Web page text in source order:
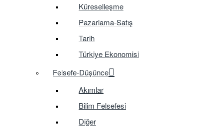
Küreselleşme
Pazarlama-Satış
Tarih
Türkiye Ekonomisi
Felsefe-Düşünce
Akımlar
Bilim Felsefesi
Diğer